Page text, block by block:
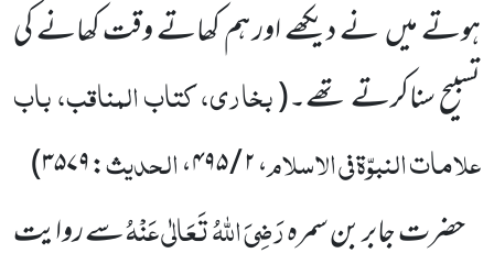
ہوتے میںنے دیکھے اور ہم کھاتے وقت کھانے کی
تسبیح سناکرتے تھے۔(بخاری، کتاب المناقب، باب
علامات النبوّۃ فی الاسلام،۲ / ۴۹۵ ،الحدیث:۳۵۷۹)
حضرت جابر بن سمرہرَضِیَ اللّٰہُ تَعَالٰی عَنْہُسے روایت